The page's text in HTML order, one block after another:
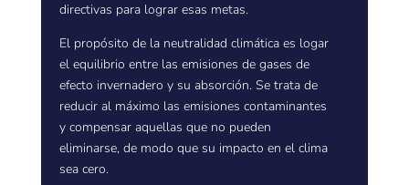
directivas para lograr esas metas.
El propósito de la neutralidad climática es logar
el equilibrio entre las emisiones de gases de
efecto invernadero y su absorción. Se trata de
reducir al máximo las emisiones contaminantes
y compensar aquellas que no pueden
eliminarse, de modo que su impacto en el clima
sea cero.